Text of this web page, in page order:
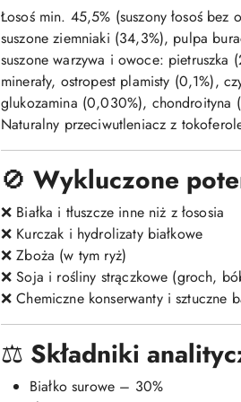
Łosoś min. 45,5% (suszony łosoś
suszone ziemniaki (34,3%), pulpa
suszone warzywa i owoce:
minerały, ostropest plamisty (0,1%),
glukozamina (0,030%), chondroityna
Naturalny przeciwutleniacz z
🚫 Wykluczone
❌ Białka i tłuszcze inne niż z łososia
❌ Kurczak i hydrolizaty białkowe
❌ Zboża (w tym ryż)
❌ Soja i rośliny strączkowe (groch,
❌ Chemiczne konserwanty i sztuczne
⚖️ Składniki
Białko surowe – 30%